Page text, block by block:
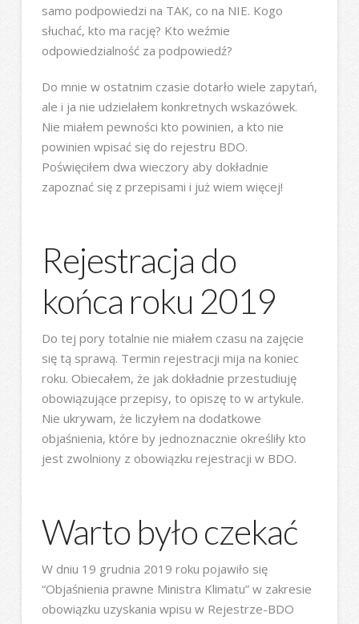
samo podpowiedzi na TAK, co na NIE. Kogo
słuchać, kto ma rację? Kto weźmie
odpowiedzialność za podpowiedź?
Do mnie w ostatnim czasie dotarło wiele zapytań,
ale i ja nie udzielałem konkretnych wskazówek.
Nie miałem pewności kto powinien, a kto nie
powinien wpisać się do rejestru BDO.
Poświęciłem dwa wieczory aby dokładnie
zapoznać się z przepisami i już wiem więcej!
Rejestracja do
końca roku 2019
Do tej pory totalnie nie miałem czasu na zajęcie
się tą sprawą. Termin rejestracji mija na koniec
roku. Obiecałem, że jak dokładnie przestudiuję
obowiązujące przepisy, to opiszę to w artykule.
Nie ukrywam, że liczyłem na dodatkowe
objaśnienia, które by jednoznacznie określiły kto
jest zwolniony z obowiązku rejestracji w BDO.
Warto było czekać
W dniu 19 grudnia 2019 roku pojawiło się
“Objaśnienia prawne Ministra Klimatu” w zakresie
obowiązku uzyskania wpisu w Rejestrze-BDO